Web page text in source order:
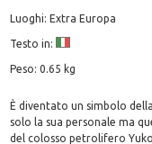
Luoghi: Extra Europa
Testo in:
Peso: 0.65 kg
È diventato un simbolo
solo la sua personale ma
del colosso petrolifero